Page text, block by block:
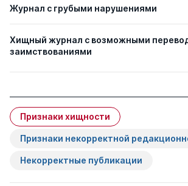
Журнал с грубыми нарушениями
Хищный журнал с возможными
заимствованиями
Признаки хищности
Признаки некорректной
Некорректные публикации